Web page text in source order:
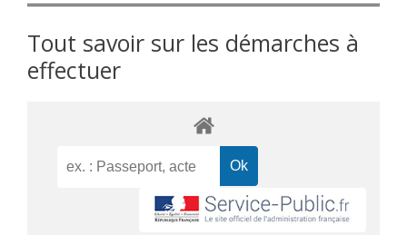
Tout savoir sur les démarches à
effectuer